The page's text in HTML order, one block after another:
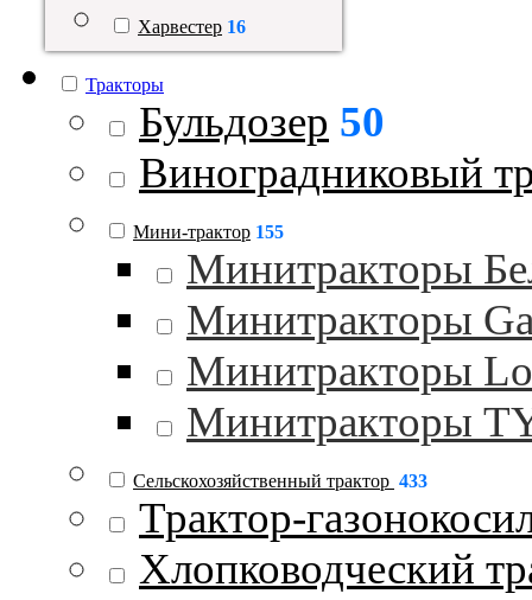
Харвестер 16
Тракторы
Бульдозер 50
Виноградниковый
Мини-трактор 155
Минитракторы
Минитракторы
Минитракторы
Минитракторы
Сельскохозяйственный трактор 433
Трактор-
Хлопководческий